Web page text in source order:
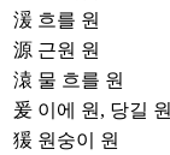
湲 흐를 원
源 근원 원
溒 물 흐를 원
爰 이에 원, 당길 원
猨 원숭이 원